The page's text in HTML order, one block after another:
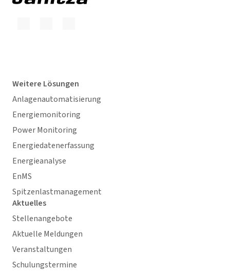
Weitere Lösungen
Anlagenautomatisierung
Energiemonitoring
Power Monitoring
Energiedatenerfassung
Energieanalyse
EnMS
Spitzenlastmanagement
Aktuelles
Stellenangebote
Aktuelle Meldungen
Veranstaltungen
Schulungstermine